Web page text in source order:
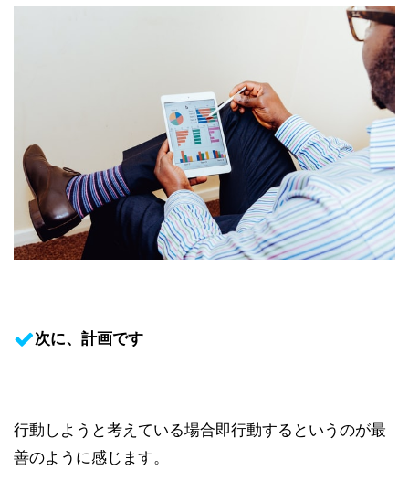
次に、計画です
行動しようと考えている場合即行動するというのが最
善のように感じます。